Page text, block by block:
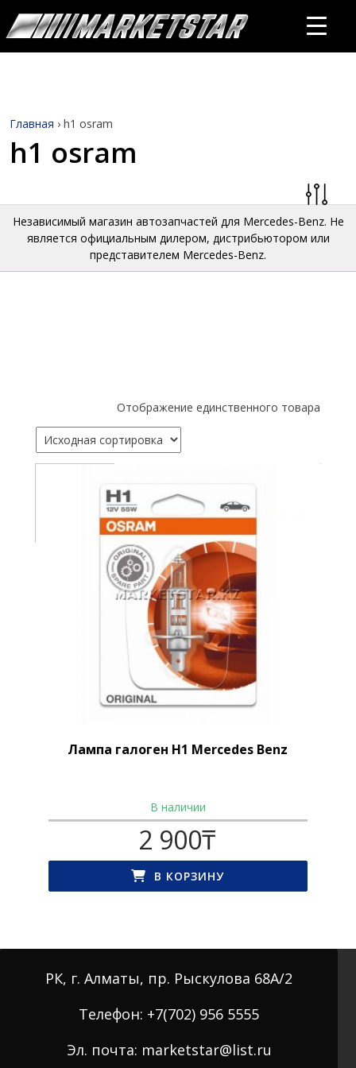
Главная › h1 osram
h1 osram
Независимый магазин автозапчастей для Mercedes-Benz. Не
является официальным дилером, дистрибьютором или
представителем Mercedes-Benz.
Отображение единственного товара
Лампа галоген H1 Mercedes Benz
В наличии
2 900₸
В КОРЗИНУ
РК, г. Алматы, пр. Рыскулова 68А/2
Телефон: +7(702) 956 5555
Эл. почта: marketstar@list.ru